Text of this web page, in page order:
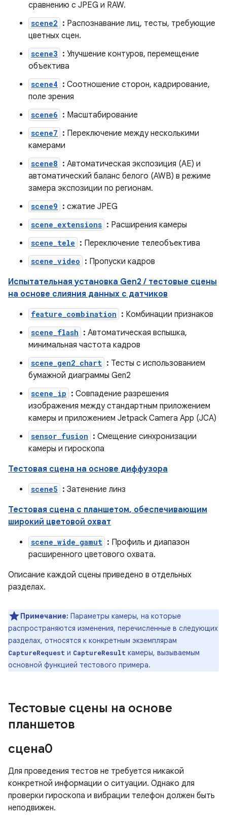
сравнению с JPEG и RAW.
scene2 : Распознавание лиц, тесты, требующие
цветных сцен.
scene3 : Улучшение контуров, перемещение
объектива
scene4 : Соотношение сторон, кадрирование,
поле зрения
scene6 : Масштабирование
scene7 : Переключение между несколькими
камерами
scene8 : Автоматическая экспозиция (AE) и
автоматический баланс белого (AWB) в режиме
замера экспозиции по регионам.
scene9 : сжатие JPEG
scene_extensions : Расширения камеры
scene_tele : Переключение телеобъектива
scene_video : Пропуски кадров
Испытательная установка Gen2 / тестовые сцены
на основе слияния данных с датчиков
feature_combination : Комбинации признаков
scene_flash : Автоматическая вспышка,
минимальная частота кадров
scene_gen2_chart : Тесты с использованием
бумажной диаграммы Gen2
scene_ip : Совпадение разрешения
изображения между стандартным приложением
камеры и приложением Jetpack Camera App (JCA)
sensor_fusion : Смещение синхронизации
камеры и гироскопа
Тестовая сцена на основе диффузора
scene5 : Затенение линз
Тестовая сцена с планшетом, обеспечивающим
широкий цветовой охват
scene_wide_gamut : Профиль и диапазон
расширенного цветового охвата.
Описание каждой сцены приведено в отдельных
разделах.
Примечание: Параметры камеры, на которые
распространяются изменения, перечисленные в следующих
разделах, относятся к конкретным экземплярам
CaptureRequest и CaptureResult камеры, вызываемым
основной функцией тестового примера.
Тестовые сцены на основе
планшетов
сцена0
Для проведения тестов не требуется никакой
конкретной информации о ситуации. Однако для
проверки гироскопа и вибрации телефон должен быть
неподвижен.